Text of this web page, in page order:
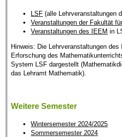
LSF (alle Lehrveranstaltungen
Veranstaltungen der Fakultät
Veranstaltungen des IEEM in
Hinweis: Die Lehrveranstaltungen
Erforschung des
System LSF dargestellt
das Lehramt Mathematik).
Weitere Semester
Wintersemester 2024/2025
Sommersemester 2024